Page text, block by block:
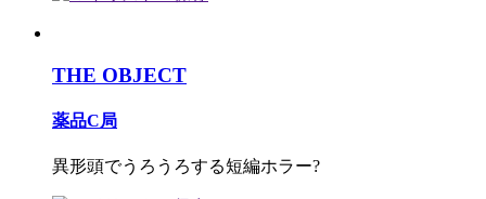
THE OBJECT
薬品C局
異形頭でうろうろする短編ホラー?